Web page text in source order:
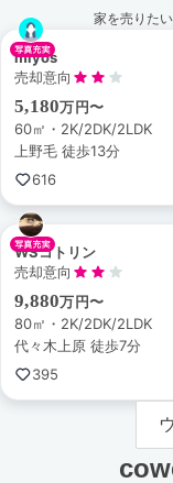
家を売りた
miyos
売却意向
5,180万円〜
60㎡・2K/2DK/2LDK
上野毛 徒歩13分
616
WSコトリン
売却意向
9,880万円〜
80㎡・2K/2DK/2LDK
代々木上原 徒歩7分
395